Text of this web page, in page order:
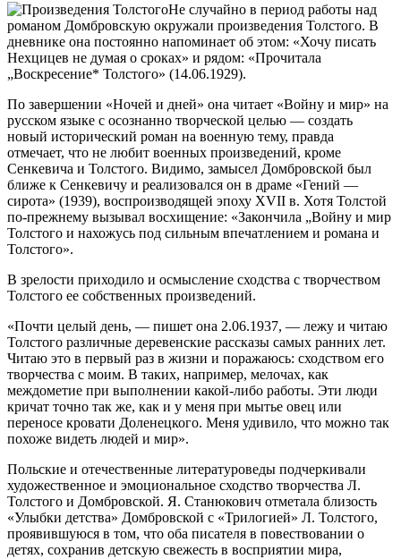
Не случайно в период работы над
романом Домбровскую окружали произведения Толстого. В
дневнике она постоянно напоминает об этом: «Хочу писать
Нехцицев не думая о сроках» и рядом: «Прочитала
„Воскресение* Толстого» (14.06.1929).
По завершении «Ночей и дней» она читает «Войну и мир» на
русском языке с осознанно творческой целью — создать
новый исторический роман на военную тему, правда
отмечает, что не любит военных произведений, кроме
Сенкевича и Толстого. Видимо, замысел Домбровской был
ближе к Сенкевичу и реализовался он в драме «Гений —
сирота» (1939), воспроизводящей эпоху XVII в. Хотя Толстой
по-прежнему вызывал восхищение: «Закончила „Войну и мир
Толстого и нахожусь под сильным впечатлением и романа и
Толстого».
В зрелости приходило и осмысление сходства с творчеством
Толстого ее собственных произведений.
«Почти целый день, — пишет она 2.06.1937, — лежу и читаю
Толстого различные деревенские рассказы самых ранних лет.
Читаю это в первый раз в жизни и поражаюсь: сходством его
творчества с моим. В таких, например, мелочах, как
междометие при выполнении какой-либо работы. Эти люди
кричат точно так же, как и у меня при мытье овец или
переносе кровати Доленецкого. Меня удивило, что можно так
похоже видеть людей и мир».
Польские и отечественные литературоведы подчеркивали
художественное и эмоциональное сходство творчества Л.
Толстого и Домбровской. Я. Станюкович отметала близость
«Улыбки детства» Домбровской с «Трилогией» Л. Толстого,
проявившуюся в том, что оба писателя в повествовании о
детях, сохранив детскую свежесть в восприятии мира,